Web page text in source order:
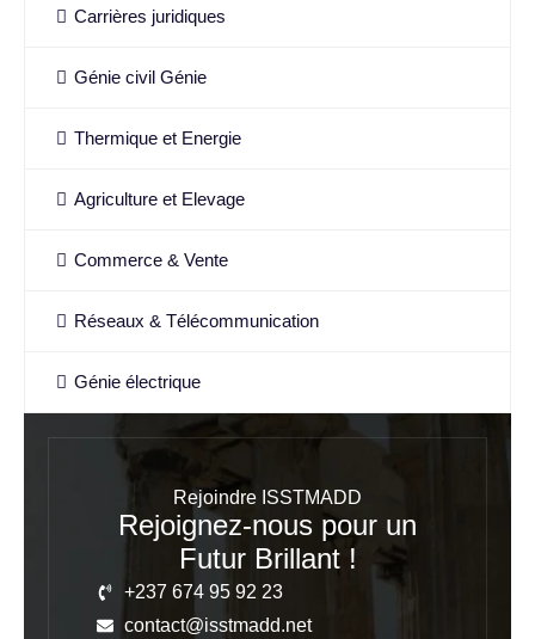
Carrières juridiques
Génie civil Génie
Thermique et Energie
Agriculture et Elevage
Commerce & Vente
Réseaux & Télécommunication
Génie électrique
Rejoindre ISSTMADD
Rejoignez-nous pour un
Futur Brillant !
+237 674 95 92 23
contact@isstmadd.net